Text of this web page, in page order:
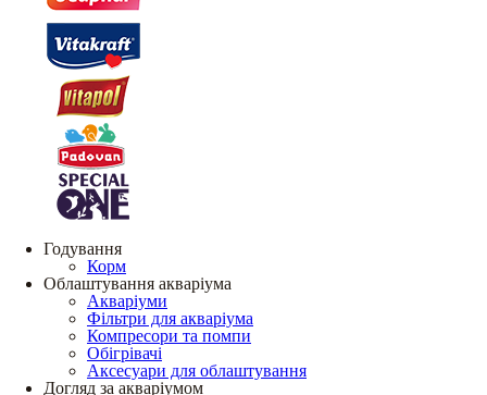
Годування
Корм
Облаштування акваріума
Акваріуми
Фільтри для акваріума
Компресори та помпи
Обігрівачі
Аксесуари для облаштування
Догляд за акваріумом